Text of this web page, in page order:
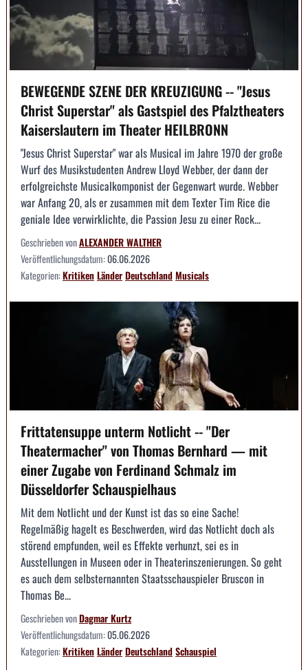
BEWEGENDE SZENE DER KREUZIGUNG -- "Jesus
Christ Superstar" als Gastspiel des Pfalztheaters
Kaiserslautern im Theater HEILBRONN
"Jesus Christ Superstar" war als Musical im Jahre 1970 der große
Wurf des Musikstudenten Andrew Lloyd Webber, der dann der
erfolgreichste Musicalkomponist der Gegenwart wurde. Webber
war Anfang 20, als er zusammen mit dem Texter Tim Rice die
geniale Idee verwirklichte, die Passion Jesu zu einer Rock...
Geschrieben vonALEXANDER WALTHER
Veröffentlichungsdatum:06.06.2026
Kategorien:KritikenLänderDeutschlandMusicals
Frittatensuppe unterm Notlicht -- "Der
Theatermacher" von Thomas Bernhard — mit
einer Zugabe von Ferdinand Schmalz im
Düsseldorfer Schauspielhaus
Mit dem Notlicht und der Kunst ist das so eine Sache!
Regelmäßig hagelt es Beschwerden, wird das Notlicht doch als
störend empfunden, weil es Effekte verhunzt, sei es in
Ausstellungen in Museen oder in Theaterinszenierungen. So geht
es auch dem selbsternannten Staatsschauspieler Bruscon in
Thomas Be...
Geschrieben vonDagmar Kurtz
Veröffentlichungsdatum:05.06.2026
Kategorien:KritikenLänderDeutschlandSchauspiel